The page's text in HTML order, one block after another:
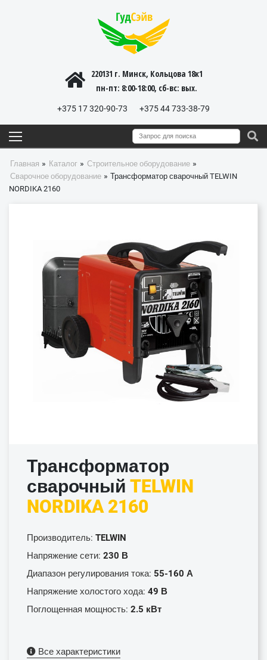
220131 г. Минск, Кольцова 18к1
пн-пт: 8:00-18:00, cб-вс: вых.
+375 44 733-38-79
+375 17 320-90-73
Главная » Каталог » Строительное оборудование »
Сварочное оборудование » Трансформатор сварочный TELWIN
NORDIKA 2160
Трансформатор
сварочный TELWIN
NORDIKA 2160
Производитель: TELWIN
Напряжение сети: 230 В
Диапазон регулирования тока: 55-160 А
Напряжение холостого хода: 49 В
Поглощенная мощность: 2.5 кВт
Все характеристики